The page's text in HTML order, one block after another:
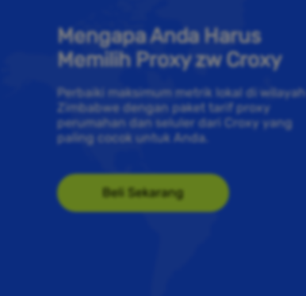
Mengapa Anda Harus
Memilih Proxy zw Croxy
Perbaiki maksimum metrik lokal di wilayah
Zimbabwe dengan paket tarif proxy
perumahan dan seluler dari Croxy yang
paling cocok untuk Anda.
Beli Sekarang